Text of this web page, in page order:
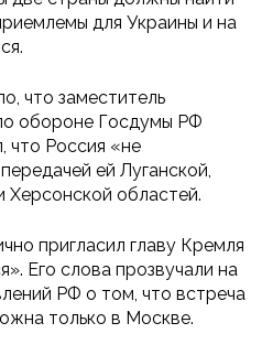
для Украины и на
что заместитель
обороне Госдумы РФ
что Россия «не
ей Луганской,
областей.
пригласил главу Кремля
Его слова прозвучали на
РФ о том, что встреча
только в Москве.